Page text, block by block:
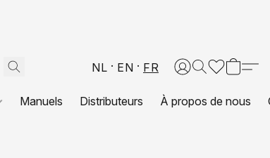
NL EN FR
Manuels Distributeurs À propos de nous